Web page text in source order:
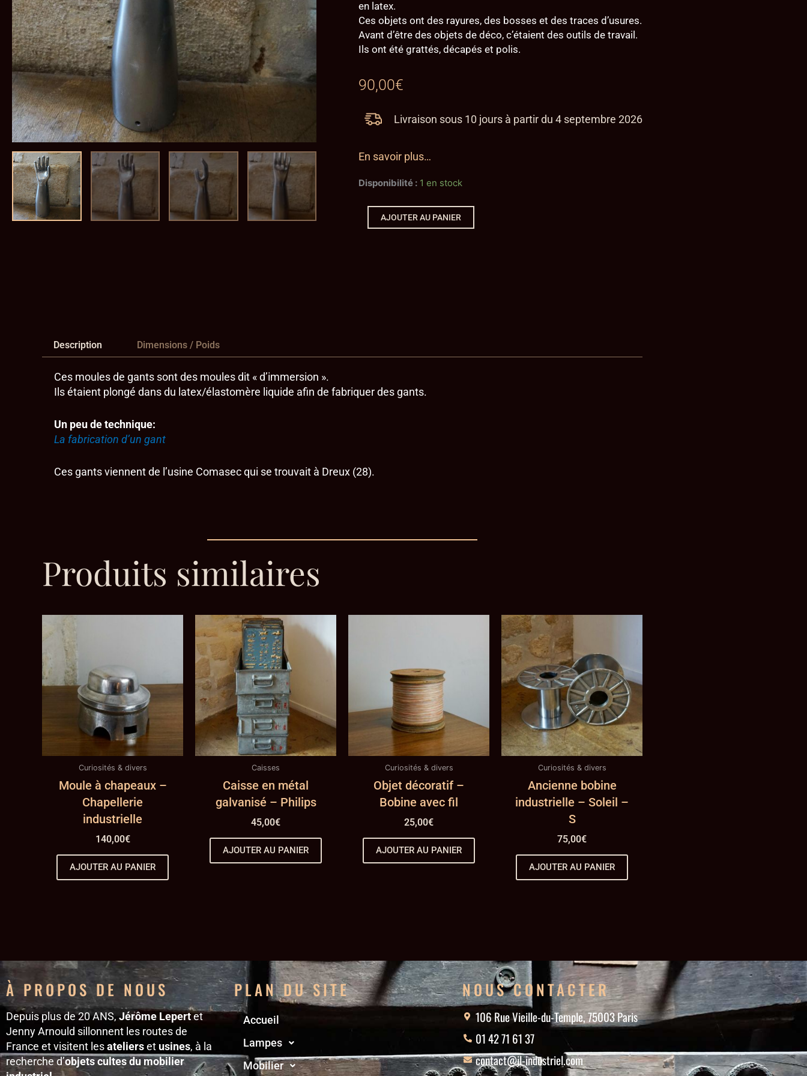
en latex.
Ces objets ont des rayures, des bosses et des traces d’usures.
Avant d’être des objets de déco, c’étaient des outils de travail.
Ils ont été grattés, décapés et polis.
90,00€
Livraison sous 10 jours à partir du 4 septembre 2026
En savoir plus…
Disponibilité : 1 en stock
de
moule
de
AJOUTER AU PANIER
Description Dimensions / Poids
Ces moules de gants sont des moules dit « d’immersion ».
Ils étaient plongé dans du latex/élastomère liquide afin de fabriquer des gants.
Un peu de technique:
La fabrication d’un gant
Ces gants viennent de l’usine Comasec qui se trouvait à Dreux (28).
Produits similaires
Curiosités & divers
Moule à chapeaux –
Chapellerie
industrielle
140,00€
AJOUTER AU PANIER
Caisses
Caisse en métal
galvanisé – Philips
45,00€
AJOUTER AU PANIER
Curiosités & divers
Objet décoratif –
Bobine avec fil
25,00€
AJOUTER AU PANIER
Curiosités & divers
Ancienne bobine
industrielle – Soleil –
S
75,00€
AJOUTER AU PANIER
À PROPOS DE NOUS
Depuis plus de 20 ANS,Jérôme Lepertet
Jenny Arnould sillonnent les routes de
France et visitent lesatelierset usines, à la
recherche d’objets cultes du mobilier
PLAN DU SITE
Accueil
Lampes
Mobilier
NOUS CONTACTER
106 Rue Vieille-du-Temple, 75003 Paris
01 42 71 61 37
contact@jl-industriel.com